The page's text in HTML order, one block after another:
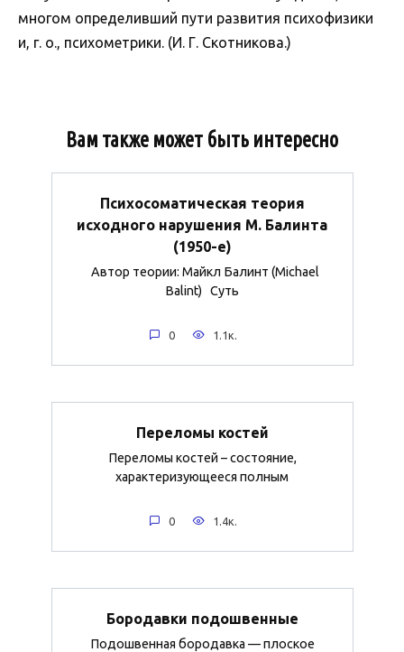
многом определивший пути развития психофизики
и, г. о., психометрики. (И. Г. Скотникова.)
Вам также может быть интересно
Психосоматическая теория
исходного нарушения М. Балинта
(1950-е)
Автор теории: Майкл Балинт (Michael
Balint) Суть
0 1.1к.
Переломы костей
Переломы костей – состояние,
характеризующееся полным
0 1.4к.
Бородавки подошвенные
Подошвенная бородавка — плоское